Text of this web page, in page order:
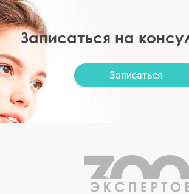
Записаться на
Записаться